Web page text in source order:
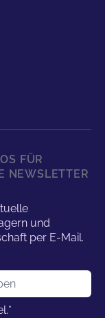
FÜR
NEWSLETTER
und
per E-Mail.
*